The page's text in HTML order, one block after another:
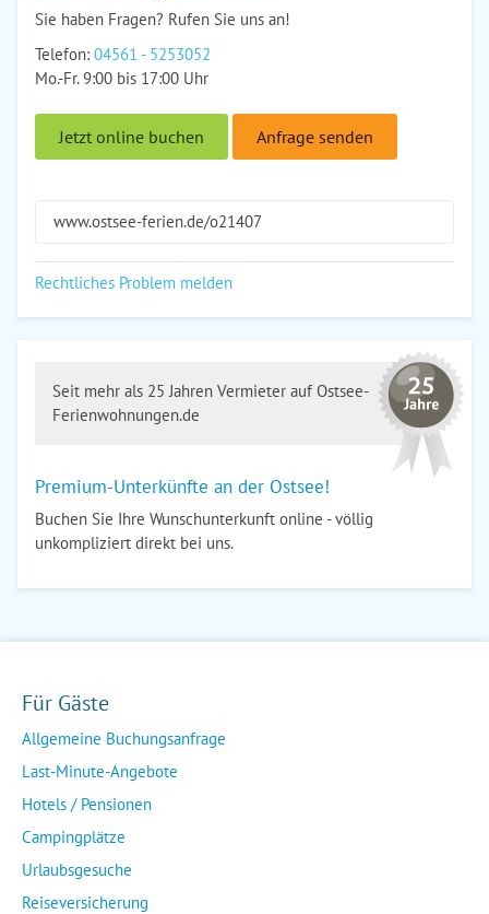
Sie haben Fragen? Rufen Sie uns an!
Telefon: 04561 - 5253052
Mo.-Fr. 9:00 bis 17:00 Uhr
Jetzt online buchen Anfrage senden
www.ostsee-ferien.de/o21407
Rechtliches Problem melden
Seit mehr als 25 Jahren Vermieter auf Ostsee-
Ferienwohnungen.de
Premium-Unterkünfte an der Ostsee!
Buchen Sie Ihre Wunschunterkunft online - völlig
unkompliziert direkt bei uns.
Für Gäste
Allgemeine Buchungsanfrage
Last-Minute-Angebote
Hotels / Pensionen
Campingplätze
Urlaubsgesuche
Reiseversicherung